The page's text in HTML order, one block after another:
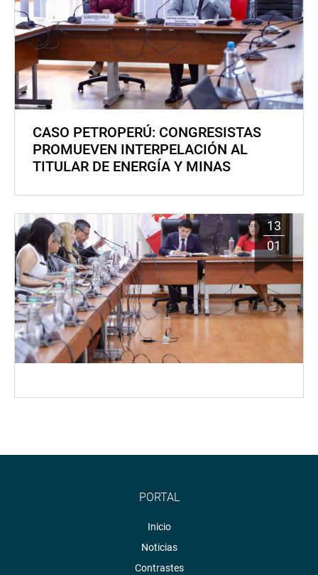
CASO PETROPERÚ: CONGRESISTAS
PROMUEVEN INTERPELACIÓN AL
TITULAR DE ENERGÍA Y MINAS
13
01
PORTAL
Inicio
Noticias
Contrastes